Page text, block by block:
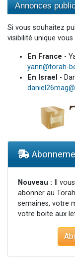
Annonces
Si vous souhaitez
visibilité unique
En France -
yann@torah-
En Israel -
Nouveau : Il
abonner au
semaines, votre
votre boite aux